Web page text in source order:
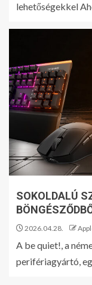
lehetőségekkel
SOKOLDALÚ
2026.04.28.
A be quiet!, a
perifériagyártó,